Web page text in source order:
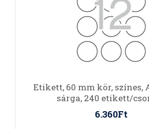
Etikett, 60 mm kör, színes,
sárga, 240 etikett/
6.360Ft